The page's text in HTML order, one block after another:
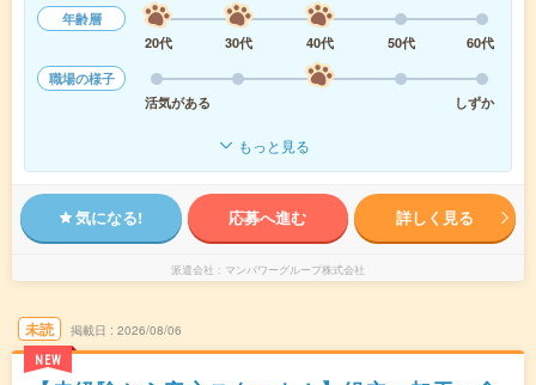
年齢層
20代
30代 40代 50代
60代
職場の様子
活気がある
しずか
もっと見る
気になる! 応募へ進む 詳しく見る
派遣会社 マンパワーグループ株式会社
未読
NEW
掲載日 2026/08/06